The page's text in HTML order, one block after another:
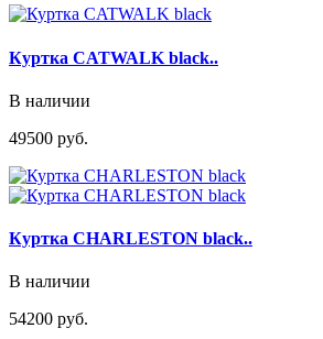
Куртка CATWALK black..
В наличии
49500 руб.
Куртка CHARLESTON black..
В наличии
54200 руб.